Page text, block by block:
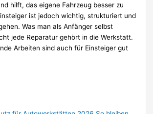
hilft, das eigene Fahrzeug besser zu
ist jedoch wichtig, strukturiert und
Was man als Anfänger selbst
jede Reparatur gehört in die Werkstatt.
Arbeiten sind auch für Einsteiger gut